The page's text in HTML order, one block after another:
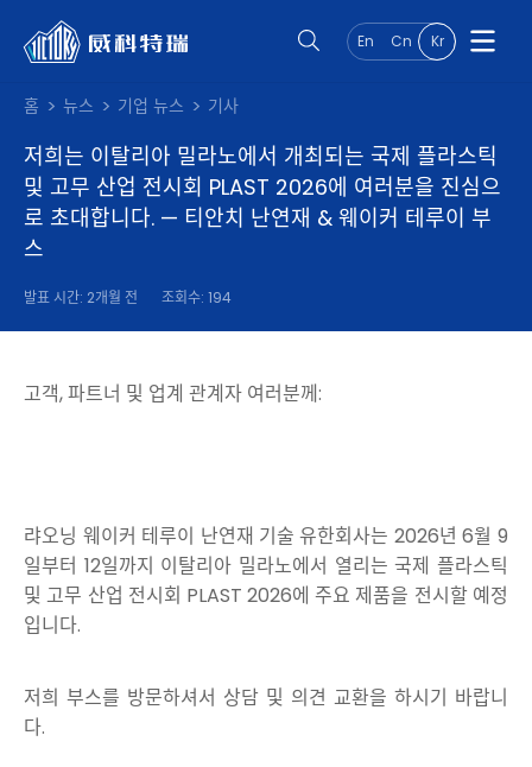
En Cn Kr
홈 뉴스 기업 뉴스 기사
저희는 이탈리아 밀라노에서 개최되는 국제 플라스틱
및 고무 산업 전시회 PLAST 2026에 여러분을 진심으
로 초대합니다. — 티안치 난연재 & 웨이커 테루이 부
스
발표 시간: 2개월 전 조회수: 194
고객, 파트너 및 업계 관계자 여러분께:
랴오닝 웨이커 테루이 난연재 기술 유한회사는 2026년 6월 9
일부터 12일까지 이탈리아 밀라노에서 열리는 국제 플라스틱
및 고무 산업 전시회 PLAST 2026에 주요 제품을 전시할 예정
입니다.
저희 부스를 방문하셔서 상담 및 의견 교환을 하시기 바랍니
다.